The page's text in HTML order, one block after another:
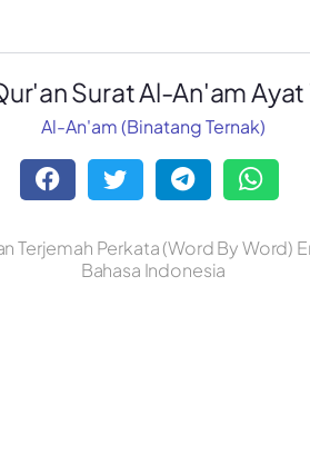
Surat Al-An'am Ayat
Al-An'am (Binatang Ternak)
Terjemah Perkata (Word By Word)
Bahasa Indonesia